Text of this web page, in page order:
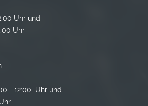
Uhr und
Uhr
- 12:00 Uhr und